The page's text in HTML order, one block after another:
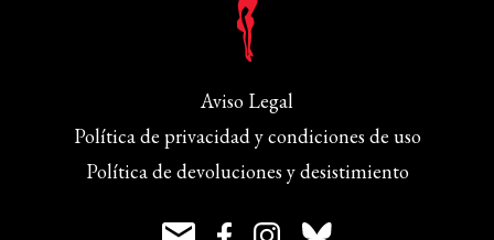
Aviso Legal
Política de privacidad y condiciones de uso
Política de devoluciones y desistimiento